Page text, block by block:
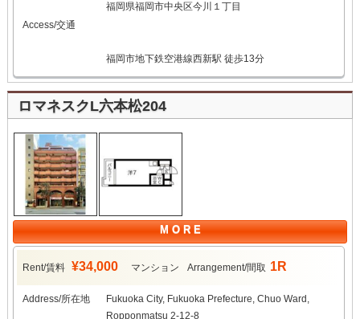
福岡県福岡市中央区今川１丁目
Access/交通
福岡市地下鉄空港線西新駅 徒歩13分
ロマネスクL六本松204
M O R E
Rent/賃料 ¥34,000 マンション Arrangement/間取 1R
Address/所在地
Fukuoka City, Fukuoka Prefecture, Chuo Ward,
Ropponmatsu 2-12-8